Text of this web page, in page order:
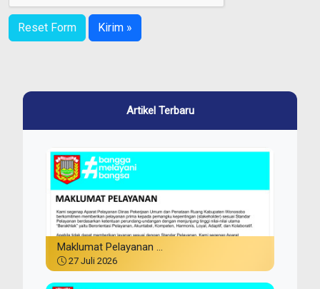
Reset Form Kirim »
Artikel Terbaru
Maklumat Pelayanan ...
27 Juli 2026